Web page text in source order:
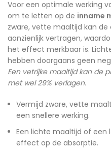
Voor een optimale werking
om te letten op de inname
zware, vette maaltijd kan
aanzienlijk vertragen,
het effect merkbaar is.
hebben doorgaans geen
Een vetrijke maaltijd kan de
met wel 29% verlagen.
Vermijd zware, vette
een snellere werking.
Een lichte maaltijd of
effect op de absorptie.